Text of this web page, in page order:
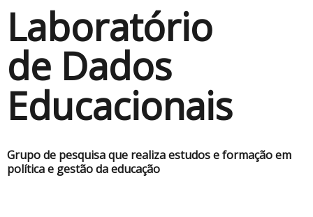
Laboratório
de Dados
Educacionais
Grupo de pesquisa que realiza estudos e formação em
política e gestão da educação